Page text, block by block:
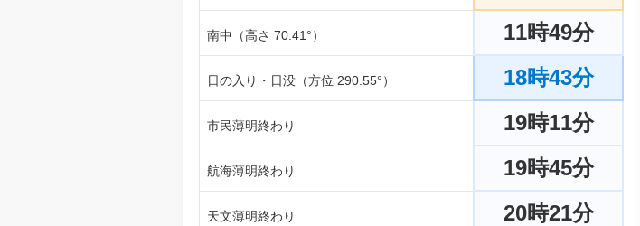
南中（高さ 70.41°） 11時49分
日の入り・日没（方位 290.55°） 18時43分
市民薄明終わり 19時11分
航海薄明終わり 19時45分
天文薄明終わり 20時21分